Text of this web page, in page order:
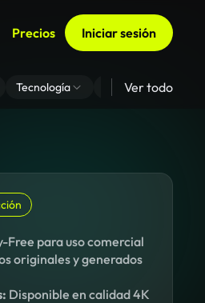
Precios Iniciar sesión
Tecnología Zoom De Fondo
Ver todo
Free para uso comercial
originales y generados
Disponible en calidad 4K